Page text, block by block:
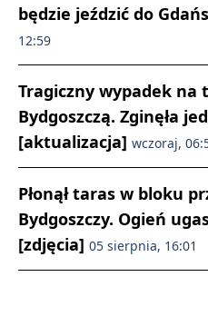
będzie jeździć do
12:59
Tragiczny wypadek na
Bydgoszczą. Zginęła
[aktualizacja] wczoraj,
Płonął taras w bloku
Bydgoszczy. Ogień
[zdjęcia] 05 sierpnia, 16:01